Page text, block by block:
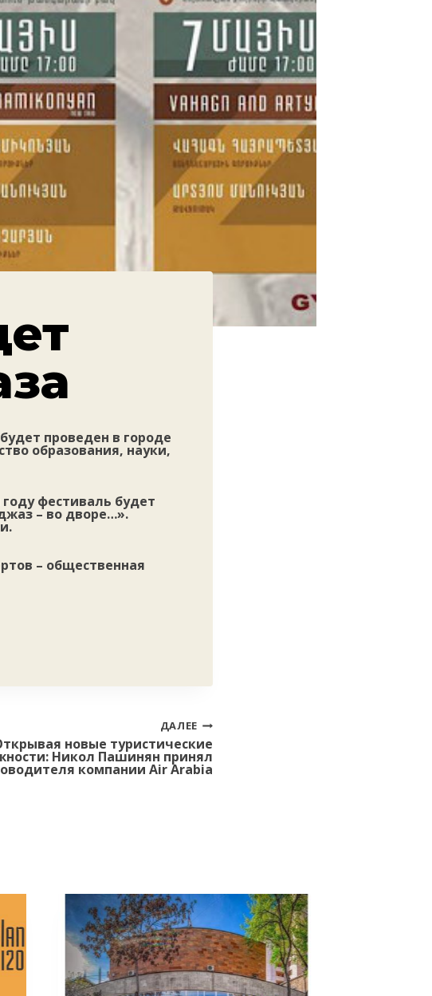
проведен в городе
образования, науки,
фестиваль будет
– во дворе…».
– общественная
ДАЛЕЕ
новые туристические
Никол Пашинян принял
компании Air Arabia